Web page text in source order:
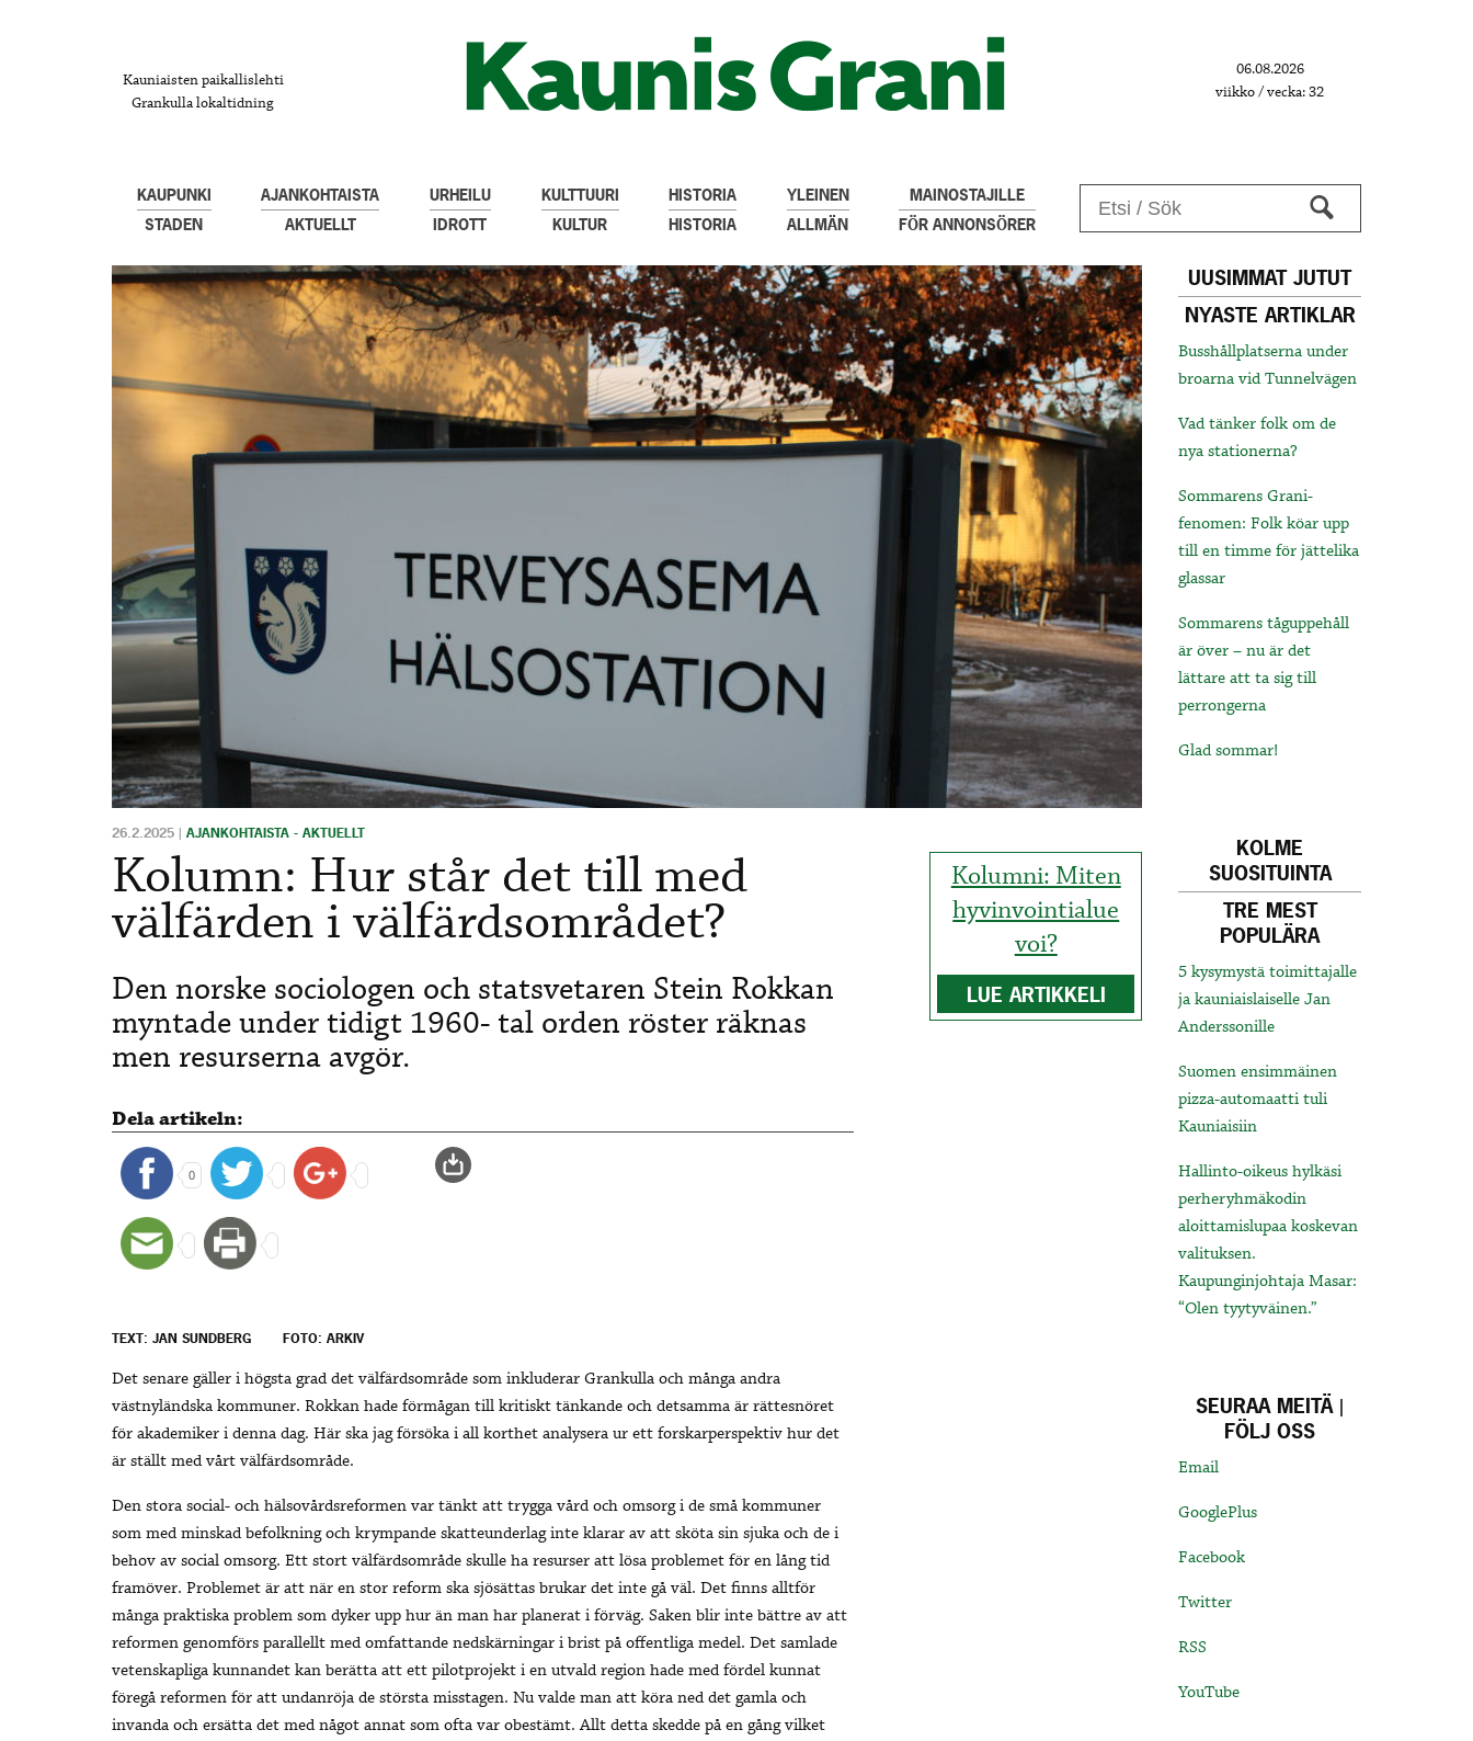
Kauniaisten paikallislehti
Grankulla lokaltidning
06.08.2026
viikko / vecka: 32
KAUPUNKI
STADEN
AJANKOHTAISTA
AKTUELLT
URHEILU
IDROTT
KULTTUURI
KULTUR
HISTORIA
HISTORIA
YLEINEN
ALLMÄN
MAINOSTAJILLE
FÖR ANNONSÖRER
Kolumni: Miten
hyvinvointialue
voi?
LUE ARTIKKELI
26.2.2025 | AJANKOHTAISTA - AKTUELLT
Kolumn: Hur står det till med
välfärden i välfärdsområdet?
Den norske sociologen och statsvetaren Stein Rokkan
myntade under tidigt 1960- tal orden röster räknas
men resurserna avgör.
Dela artikeln:
0
TEXT: JAN SUNDBERG FOTO: ARKIV
Det senare gäller i högsta grad det välfärdsområde som inkluderar Grankulla och många andra
västnyländska kommuner. Rokkan hade förmågan till kritiskt tänkande och detsamma är rättesnöret
för akademiker i denna dag. Här ska jag försöka i all korthet analysera ur ett forskarperspektiv hur det
är ställt med vårt välfärdsområde.
Den stora social- och hälsovårdsreformen var tänkt att trygga vård och omsorg i de små kommuner
som med minskad befolkning och krympande skatteunderlag inte klarar av att sköta sin sjuka och de i
behov av social omsorg. Ett stort välfärdsområde skulle ha resurser att lösa problemet för en lång tid
framöver. Problemet är att när en stor reform ska sjösättas brukar det inte gå väl. Det finns alltför
många praktiska problem som dyker upp hur än man har planerat i förväg. Saken blir inte bättre av att
reformen genomförs parallellt med omfattande nedskärningar i brist på offentliga medel. Det samlade
vetenskapliga kunnandet kan berätta att ett pilotprojekt i en utvald region hade med fördel kunnat
föregå reformen för att undanröja de största misstagen. Nu valde man att köra ned det gamla och
invanda och ersätta det med något annat som ofta var obestämt. Allt detta skedde på en gång vilket
UUSIMMAT JUTUT
NYASTE ARTIKLAR
Busshållplatserna under
broarna vid Tunnelvägen
Vad tänker folk om de
nya stationerna?
Sommarens Grani-
fenomen: Folk köar upp
till en timme för jättelika
glassar
Sommarens tåguppehåll
är över – nu är det
lättare att ta sig till
perrongerna
Glad sommar!
KOLME
SUOSITUINTA
TRE MEST
POPULÄRA
5 kysymystä toimittajalle
ja kauniaislaiselle Jan
Anderssonille
Suomen ensimmäinen
pizza-automaatti tuli
Kauniaisiin
Hallinto-oikeus hylkäsi
perheryhmäkodin
aloittamislupaa koskevan
valituksen.
Kaupunginjohtaja Masar:
“Olen tyytyväinen.”
SEURAA MEITÄ |
FÖLJ OSS
Email
GooglePlus
Facebook
Twitter
RSS
YouTube